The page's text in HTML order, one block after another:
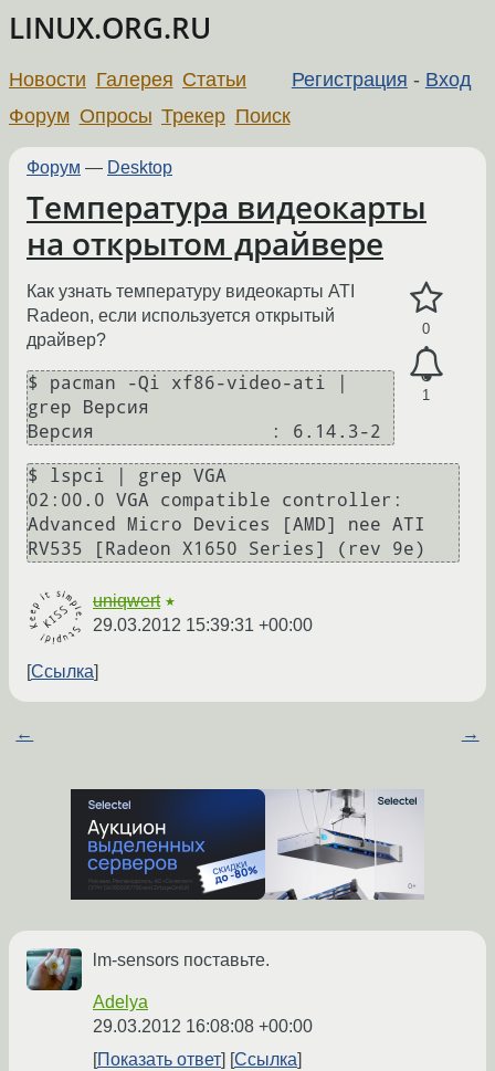
LINUX.ORG.RU
Регистрация - Вход
Новости Галерея Статьи
Форум Опросы Трекер Поиск
Форум — Desktop
Температура видеокарты
на открытом драйвере
0
1
Как узнать температуру видеокарты ATI
Radeon, если используется открытый
драйвер?
$ pacman -Qi xf86-video-ati |
grep Версия
Версия                : 6.14.3-2
$ lspci | grep VGA
02:00.0 VGA compatible controller:
Advanced Micro Devices [AMD] nee ATI
RV535 [Radeon X1650 Series] (rev 9e)
uniqwert ★
29.03.2012 15:39:31 +00:00
Ссылка
← →
lm-sensors поставьте.
Adelya
29.03.2012 16:08:08 +00:00
Показать ответ
Ссылка